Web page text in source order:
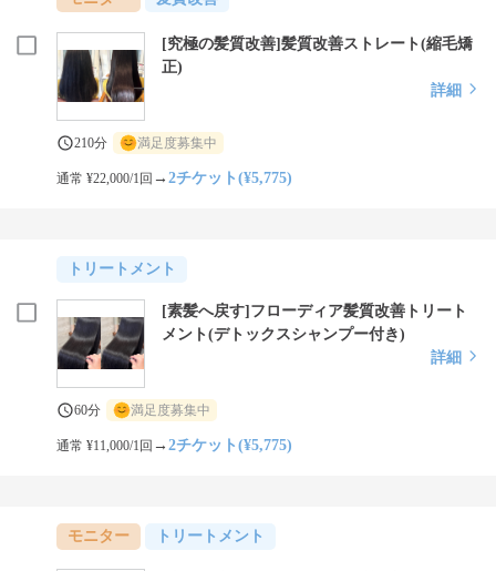
[究極の髪質改善]髪質改善ストレート(縮毛矯
正)
詳細
210分 満足度募集中
通常 ¥22,000/1回 →2チケット(¥5,775)
トリートメント
[素髪へ戻す]フローディア髪質改善トリート
メント(デトックスシャンプー付き)
詳細
60分 満足度募集中
通常 ¥11,000/1回 →2チケット(¥5,775)
モニター トリートメント